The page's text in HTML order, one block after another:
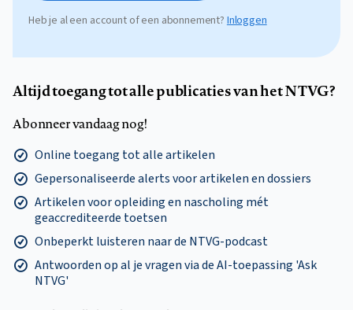
Heb je al een account of een abonnement?Inloggen
Altijd toegang tot alle publicaties van het NTVG?
Abonneer vandaag nog!
Online toegang tot alle artikelen
Gepersonaliseerde alerts voor artikelen en dossiers
Artikelen voor opleiding en nascholing mét
geaccrediteerde toetsen
Onbeperkt luisteren naar de NTVG-podcast
Antwoorden op al je vragen via de AI-toepassing 'Ask
NTVG'